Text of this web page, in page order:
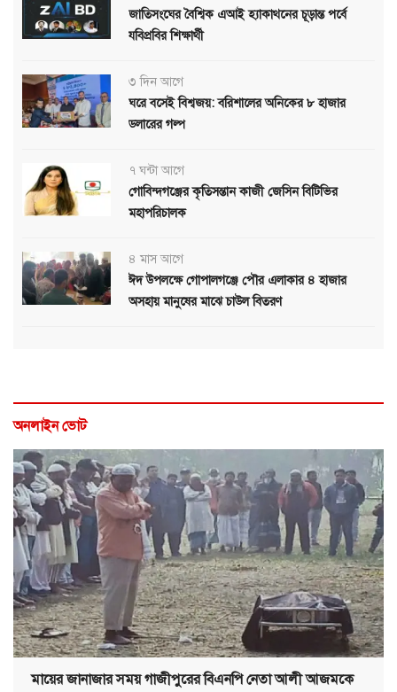
জাতিসংঘের বৈশ্বিক এআই হ্যাকাথনের চূড়ান্ত পর্বে
যবিপ্রবির শিক্ষার্থী
৩ দিন আগে
ঘরে বসেই বিশ্বজয়: বরিশালের অনিকের ৮ হাজার
ডলারের গল্প
৭ ঘন্টা আগে
গোবিন্দগঞ্জের কৃতিসন্তান কাজী জেসিন বিটিভির
মহাপরিচালক
৪ মাস আগে
ঈদ উপলক্ষে গোপালগঞ্জে পৌর এলাকার ৪ হাজার
অসহায় মানুষের মাঝে চাউল বিতরণ
অনলাইন ভোট
মায়ের জানাজার সময় গাজীপুরের বিএনপি নেতা আলী আজমকে